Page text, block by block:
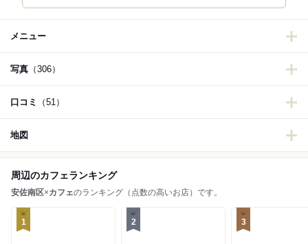
メニュー
写真 （306）
口コミ （51）
地図
周辺のカフェランキング
安佐南区×カフェのランキング（点数の高いお店）です。
1 2 3